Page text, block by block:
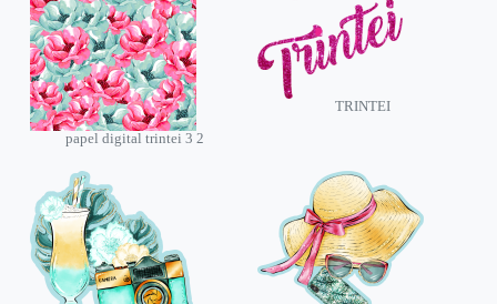
papel digital trintei 3 2
TRINTEI